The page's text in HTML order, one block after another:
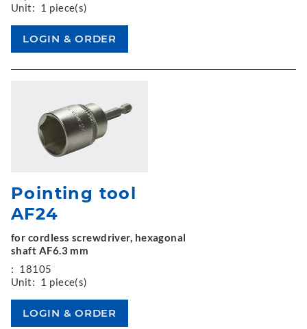
Unit: 1 piece(s)
Pointing tool
AF24
for cordless screwdriver, hexagonal
shaft AF6.3 mm
: 18105
Unit: 1 piece(s)